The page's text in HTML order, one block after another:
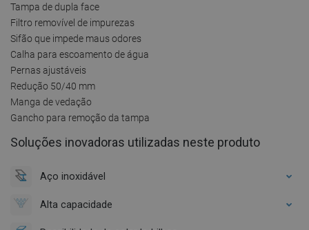
Tampa de dupla face
Filtro removível de impurezas
Sifão que impede maus odores
Calha para escoamento de água
Pernas ajustáveis
Redução 50/40 mm
Manga de vedação
Gancho para remoção da tampa
Soluções inovadoras utilizadas neste produto
Aço inoxidável
Alta capacidade